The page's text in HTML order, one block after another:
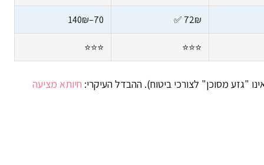
72₪ ✅
70–140₪
⭐⭐⭐
⭐⭐⭐
חיותא מציעה